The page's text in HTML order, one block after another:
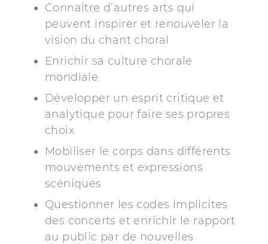
Connaître d’autres arts qui
peuvent inspirer et renouveler la
vision du chant choral
Enrichir sa culture chorale
mondiale
Développer un esprit critique et
analytique pour faire ses propres
choix
Mobiliser le corps dans différents
mouvements et expressions
scéniques
Questionner les codes implicites
des concerts et enrichir le rapport
au public par de nouvelles